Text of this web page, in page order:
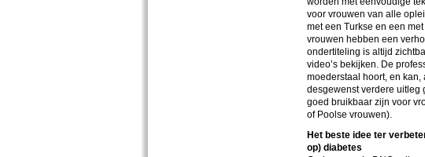
voor vrouwen van alle
met een Turkse en een
vrouwen hebben een
ondertiteling is altijd
video’s bekijken. De
moederstaal hoort, en
desgewenst verdere uitleg
goed bruikbaar zijn voor
of Poolse vrouwen).
Het beste idee ter
op) diabetes